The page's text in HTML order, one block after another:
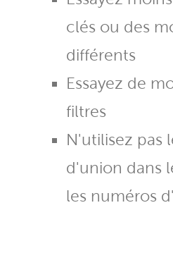
clés ou des
différents
Essayez de
filtres
N'utilisez pas
d'union dans
les numéros